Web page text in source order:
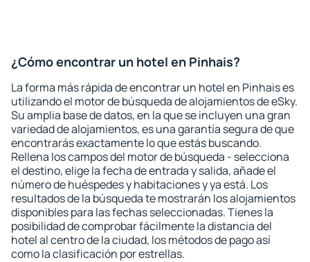
¿Cómo encontrar un hotel en Pinhais?
La forma más rápida de encontrar un hotel en Pinhais es
utilizando el motor de búsqueda de alojamientos de eSky.
Su amplia base de datos, en la que se incluyen una gran
variedad de alojamientos, es una garantía segura de que
encontrarás exactamente lo que estás buscando.
Rellena los campos del motor de búsqueda - selecciona
el destino, elige la fecha de entrada y salida, añade el
número de huéspedes y habitaciones y ya está. Los
resultados de la búsqueda te mostrarán los alojamientos
disponibles para las fechas seleccionadas. Tienes la
posibilidad de comprobar fácilmente la distancia del
hotel al centro de la ciudad, los métodos de pago así
como la clasificación por estrellas.